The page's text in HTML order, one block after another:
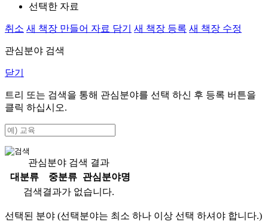
선택한 자료
취소 새 책장 만들어 자료 담기 새 책장 등록 새 책장 수정
관심분야 검색
닫기
트리 또는 검색을 통해 관심분야를 선택 하신 후 등록 버튼을
클릭 하십시오.
관심분야 검색 결과
대분류
중분류
관심분야명
검색결과가 없습니다.
선택된 분야 (선택분야는 최소 하나 이상 선택 하셔야 합니다.)